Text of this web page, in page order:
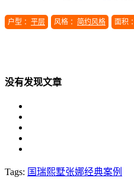
户型 ： 平层 风格 ： 简约风格 面积 ：
没有发现文章
Tags: 国瑞熙墅张娜经典案例